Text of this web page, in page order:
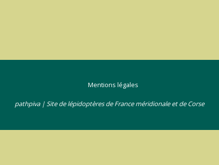
Mentions légales
pathpiva | Site de lépidoptères de France méridionale et de Corse